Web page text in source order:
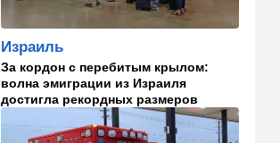
"исламский НАТО" угрожает
расширением и
международной изоляцией
Израиля
Израиль
За кордон с перебитым крылом:
волна эмиграции из Израиля
достигла рекордных размеров